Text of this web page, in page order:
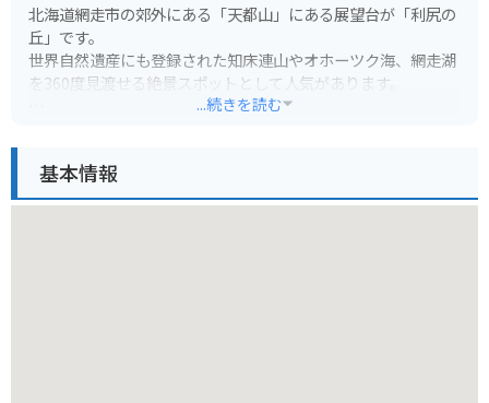
北海道網走市の郊外にある「天都山」にある展望台が「利尻の
丘」です。
世界自然遺産にも登録された知床連山やオホーツク海、網走湖
を360度見渡せる絶景スポットとして人気があります。
れます。
...続きを読む
基本情報